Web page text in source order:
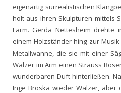
eigenartig surrealistischen
holt aus ihren Skulpturen mittels
Lärm. Gerda Nettesheim drehte
einem Holzständer hing zur
Metallwanne, die sie mit einer
Walzer im Arm einen Strauss
wunderbaren Duft hinterließen.
Inge Broska wieder Walzer, aber